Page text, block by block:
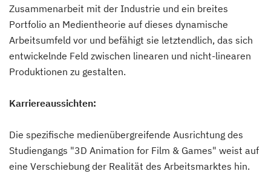
Zusammenarbeit mit der Industrie und ein breites
Portfolio an Medientheorie auf dieses dynamische
Arbeitsumfeld vor und befähigt sie letztendlich, das sich
entwickelnde Feld zwischen linearen und nicht-linearen
Produktionen zu gestalten.
Karriereaussichten:
Die spezifische medienübergreifende Ausrichtung des
Studiengangs "3D Animation for Film & Games" weist auf
eine Verschiebung der Realität des Arbeitsmarktes hin.